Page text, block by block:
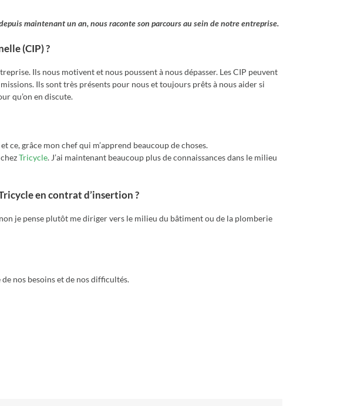
maintenant un an, nous raconte son parcours au sein de notre entreprise.
(CIP) ?
Ils nous motivent et nous poussent à nous dépasser. Les CIP peuvent
Ils sont très présents pour nous et toujours prêts à nous aider si
qu’on en discute.
ce, grâce mon chef qui m’apprend beaucoup de choses.
Tricycle. J’ai maintenant beaucoup plus de connaissances dans le milieu
en contrat d’insertion ?
je pense plutôt me diriger vers le milieu du bâtiment ou de la plomberie
nos besoins et de nos difficultés.